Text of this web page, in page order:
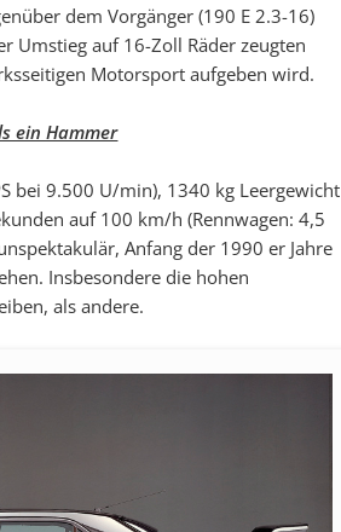
dem Vorgänger (190 E 2.3-16)
Umstieg auf 16-Zoll Räder zeugten
Motorsport aufgeben wird.
ein Hammer
bei 9.500 U/min), 1340 kg Leergewicht
auf 100 km/h (Rennwagen: 4,5
Anfang der 1990 er Jahre
Insbesondere die hohen
als andere.